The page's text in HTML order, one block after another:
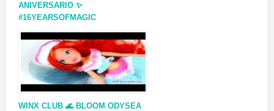
ANIVERSARIO ✨
#16YEARSOFMAGIC
WINX CLUB 🌊 BLOOM ODYSEA